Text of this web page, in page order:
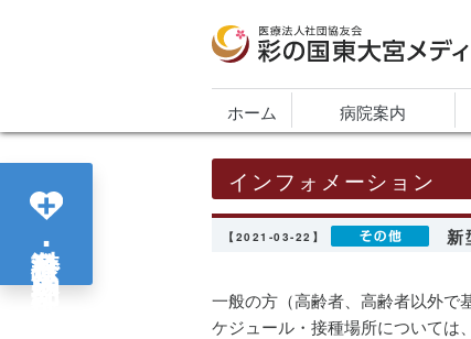
各診療科･部門紹介
ホーム 病院案内
インフォメーション
【2021-03-22】 新
一般の方（高齢者、高齢者以外で
ケジュール・接種場所については